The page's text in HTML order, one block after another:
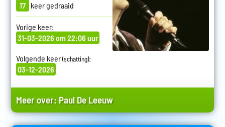
17 keer gedraaid
Vorige keer:
31-03-2026 om 22:06 uur
Volgende keer(schatting):
03-12-2026
Meer over: Paul De Leeuw